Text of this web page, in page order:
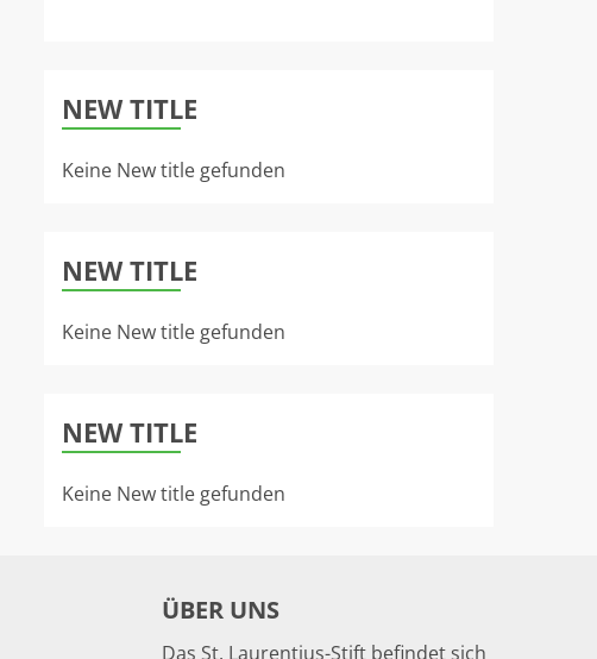
NEW TITLE
Keine New title gefunden
NEW TITLE
Keine New title gefunden
NEW TITLE
Keine New title gefunden
ÜBER UNS
Das St. Laurentius-Stift befindet sich